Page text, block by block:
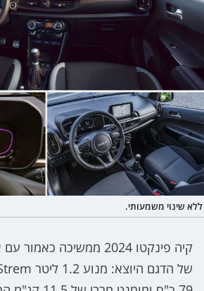
ללא שינוי משמעותי.
קיה פינקטו 2024 ממשיכה